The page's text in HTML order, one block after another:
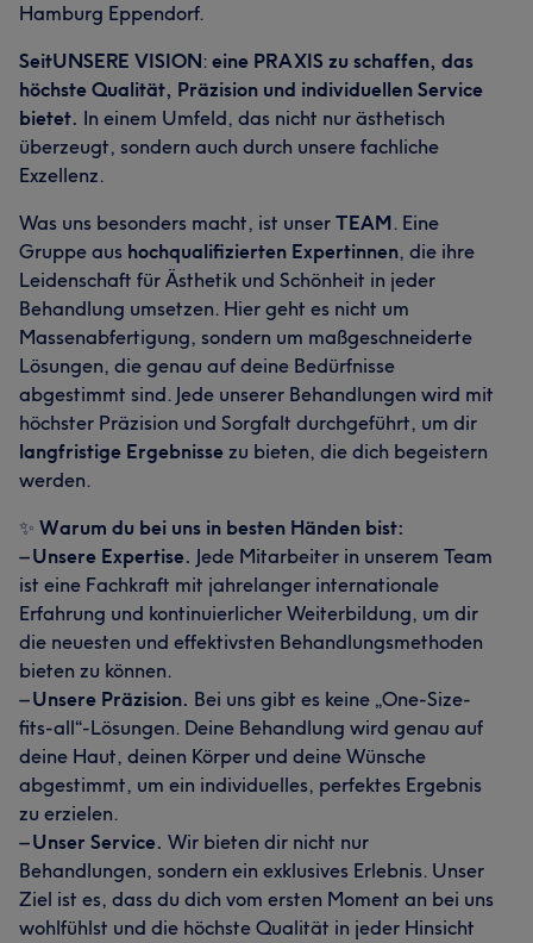
Kompetent 8
Hamburg Eppendorf.
SeitUNSERE VISION: eine PRAXIS zu schaffen, das
höchste Qualität, Präzision und individuellen Service
bietet. In einem Umfeld, das nicht nur ästhetisch
überzeugt, sondern auch durch unsere fachliche
Exzellenz.
Was uns besonders macht, ist unser TEAM. Eine
Gruppe aus hochqualifizierten Expertinnen, die ihre
Leidenschaft für Ästhetik und Schönheit in jeder
Behandlung umsetzen. Hier geht es nicht um
Massenabfertigung, sondern um maßgeschneiderte
Lösungen, die genau auf deine Bedürfnisse
abgestimmt sind. Jede unserer Behandlungen wird mit
höchster Präzision und Sorgfalt durchgeführt, um dir
langfristige Ergebnisse zu bieten, die dich begeistern
werden.
✨ Warum du bei uns in besten Händen bist:
–Unsere Expertise. Jede Mitarbeiter in unserem Team
ist eine Fachkraft mit jahrelanger internationale
Erfahrung und kontinuierlicher Weiterbildung, um dir
die neuesten und effektivsten Behandlungsmethoden
bieten zu können.
–Unsere Präzision. Bei uns gibt es keine „One-Size-
fits-all“-Lösungen. Deine Behandlung wird genau auf
deine Haut, deinen Körper und deine Wünsche
abgestimmt, um ein individuelles, perfektes Ergebnis
zu erzielen.
–Unser Service. Wir bieten dir nicht nur
Behandlungen, sondern ein exklusives Erlebnis. Unser
Ziel ist es, dass du dich vom ersten Moment an bei uns
wohlfühlst und die höchste Qualität in jeder Hinsicht